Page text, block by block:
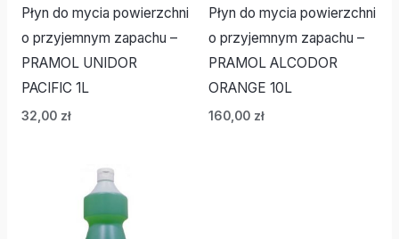
Płyn do mycia powierzchni
o przyjemnym zapachu –
PRAMOL UNIDOR
PACIFIC 1L
32,00 zł
Płyn do mycia powierzchni
o przyjemnym zapachu –
PRAMOL ALCODOR
ORANGE 10L
160,00 zł